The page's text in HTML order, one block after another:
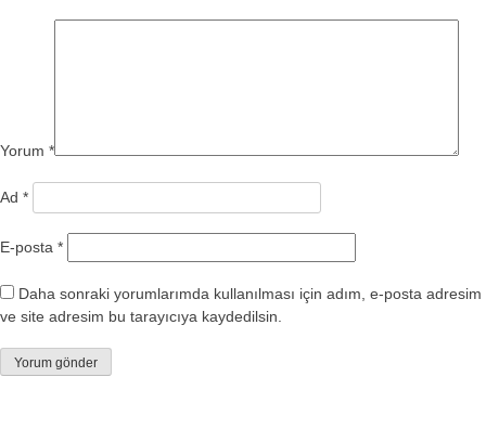
Yorum *
Ad *
E-posta *
Daha sonraki yorumlarımda kullanılması için adım, e-posta adresim
ve site adresim bu tarayıcıya kaydedilsin.